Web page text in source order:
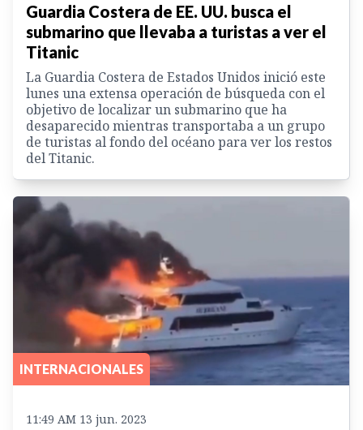
Guardia Costera de EE. UU. busca el
submarino que llevaba a turistas a ver el
Titanic
La Guardia Costera de Estados Unidos inició este
lunes una extensa operación de búsqueda con el
objetivo de localizar un submarino que ha
desaparecido mientras transportaba a un grupo
de turistas al fondo del océano para ver los restos
del Titanic.
INTERNACIONALES
11:49 AM 13 jun. 2023